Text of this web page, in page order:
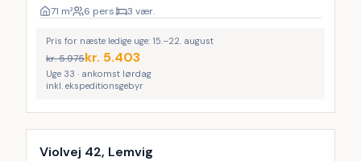
71 m² 6 pers. 3 vær.
Pris for næste ledige uge: 15.–22. august
kr.5.975kr. 5.403
Uge 33 · ankomst lørdag
inkl. ekspeditionsgebyr
Violvej 42, Lemvig